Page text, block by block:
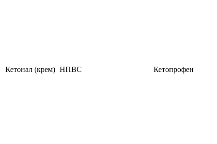
Кетонал (крем) НПВС Кетопрофен